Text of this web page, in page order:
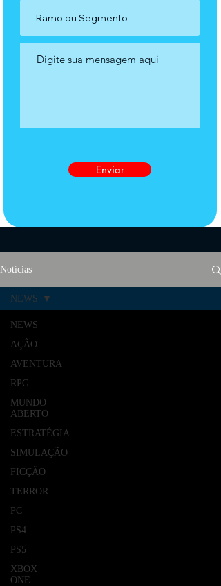
Enviar
Notícias
NEWS
AÇÃO
AVENTURA
RPG
MUNDO
ABERTO
ESTRATÉGIA
SIMULAÇÃO
FICÇÃO
TERROR
PC
PS4
PS5
XBOX
ONE
NEWS